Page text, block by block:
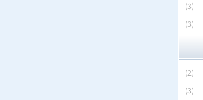
(
3
)
(
3
)
(
2
)
(
3
)